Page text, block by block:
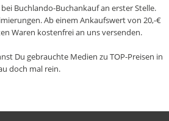
Buchlando-Buchankauf an erster Stelle.
Ab einem Ankaufswert von 20,-€
Waren kostenfrei an uns versenden.
Du gebrauchte Medien zu TOP-Preisen in
doch mal rein.